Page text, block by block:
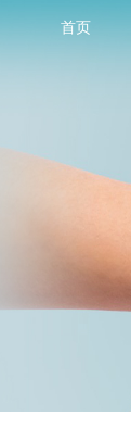
首页